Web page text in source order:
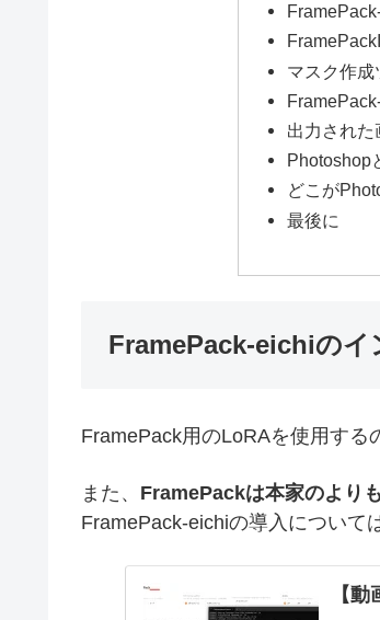
マスク作
出力された
Photoshop
どこが
最後に
FramePack-eichiのイ
FramePack用のLoRAを使用する
また、 FramePackは本家のより
FramePack-eichiの導入について
【